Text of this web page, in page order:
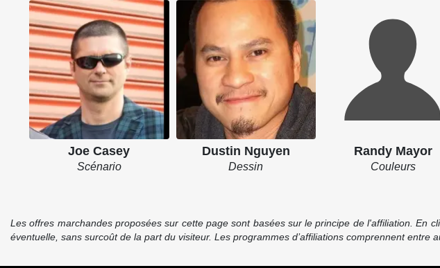
Joe Casey
Scénario
Dustin Nguyen
Dessin
Randy Mayor
Couleurs
Les offres marchandes proposées sur cette page sont basées sur le principe de l'affiliation. En
éventuelle, sans surcoût de la part du visiteur. Les programmes d’affiliations comprennent